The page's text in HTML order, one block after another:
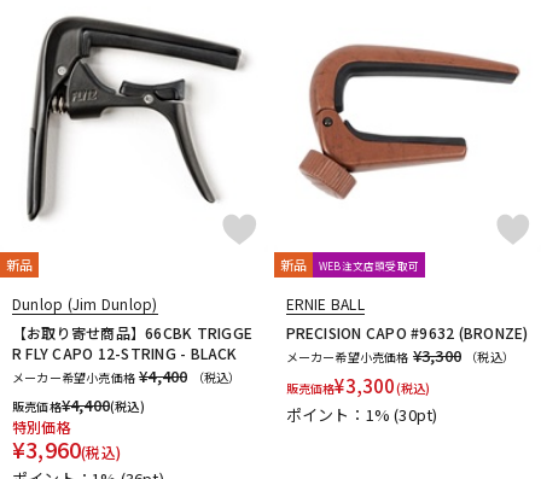
新品
Dunlop (Jim Dunlop)
【お取り寄せ商品】66CBK TRIGGE
R FLY CAPO 12-STRING - BLACK
メーカー希望小売価格 ¥4,400
（税込）
販売価格¥4,400(税込)
特別価格
¥3,960(税込)
新品 WEB注文店頭受取可
ERNIE BALL
PRECISION CAPO #9632 (BRONZE)
メーカー希望小売価格 ¥3,300
（税込）
販売価格¥3,300(税込)
ポイント：1%(30pt)